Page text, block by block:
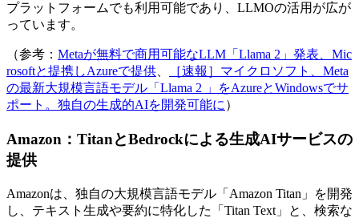
プラットフォームでも利用可能であり、LLMOの活用が広が
っています。
（参考： Metaが無料で商用可能なLLM「Llama 2」発表、Mic
rosoftと提携しAzureで提供、
［速報］マイクロソフト、Meta
の最新大規模言語モデル「Llama 2 」をAzureとWindowsでサ
ポート。独自の生成的AIを開発可能に）
Amazon：TitanとBedrockによる生成AIサービスの
提供
Amazonは、独自の大規模言語モデル「Amazon Titan」を開発
し、テキスト生成や要約に特化した「Titan Text」と、検索な